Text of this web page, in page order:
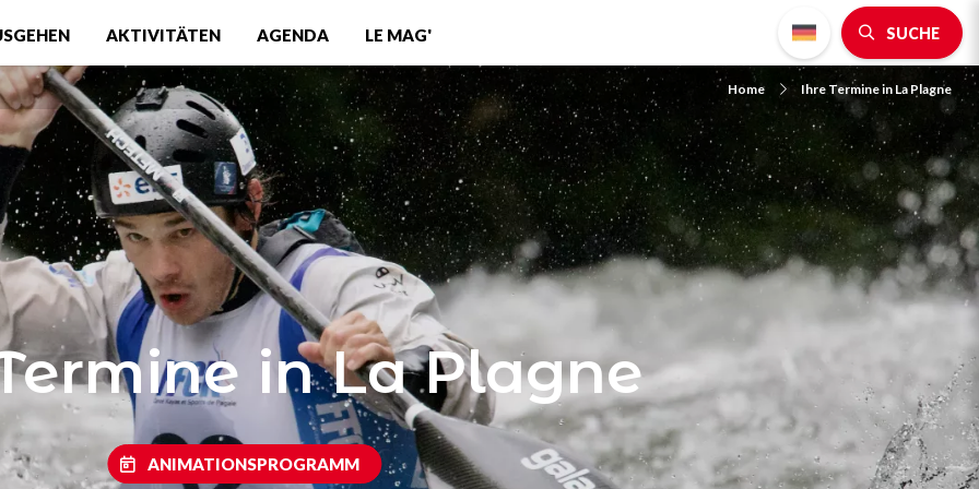
AKTIVITÄTEN AGENDA LE MAG' SUCHE
Home Ihre Termine in La Plagne
in La Plagne
ANIMATIONSPROGRAMM